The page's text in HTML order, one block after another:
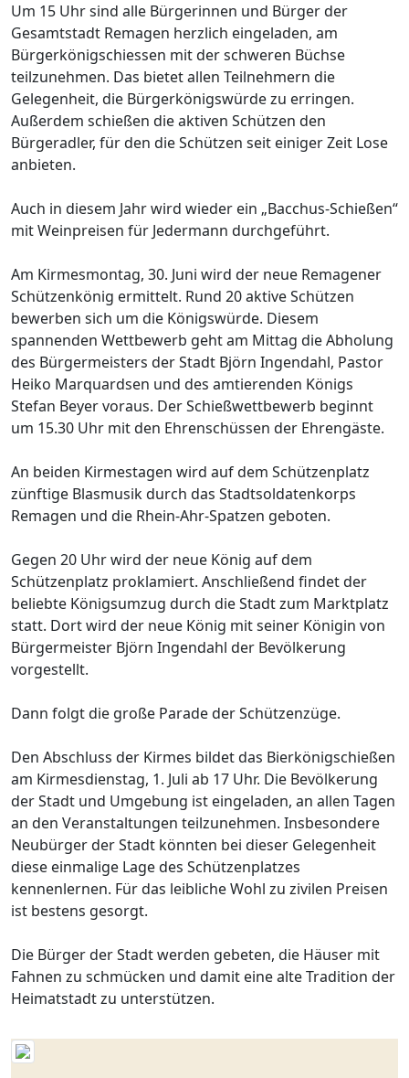
Um 15 Uhr sind alle Bürgerinnen und Bürger der
Gesamtstadt Remagen herzlich eingeladen, am
Bürgerkönigschiessen mit der schweren Büchse
teilzunehmen. Das bietet allen Teilnehmern die
Gelegenheit, die Bürgerkönigswürde zu erringen.
Außerdem schießen die aktiven Schützen den
Bürgeradler, für den die Schützen seit einiger Zeit Lose
anbieten.
Auch in diesem Jahr wird wieder ein „Bacchus-Schießen“
mit Weinpreisen für Jedermann durchgeführt.
Am Kirmesmontag, 30. Juni wird der neue Remagener
Schützenkönig ermittelt. Rund 20 aktive Schützen
bewerben sich um die Königswürde. Diesem
spannenden Wettbewerb geht am Mittag die Abholung
des Bürgermeisters der Stadt Björn Ingendahl, Pastor
Heiko Marquardsen und des amtierenden Königs
Stefan Beyer voraus. Der Schießwettbewerb beginnt
um 15.30 Uhr mit den Ehrenschüssen der Ehrengäste.
An beiden Kirmestagen wird auf dem Schützenplatz
zünftige Blasmusik durch das Stadtsoldatenkorps
Remagen und die Rhein-Ahr-Spatzen geboten.
Gegen 20 Uhr wird der neue König auf dem
Schützenplatz proklamiert. Anschließend findet der
beliebte Königsumzug durch die Stadt zum Marktplatz
statt. Dort wird der neue König mit seiner Königin von
Bürgermeister Björn Ingendahl der Bevölkerung
vorgestellt.
Dann folgt die große Parade der Schützenzüge.
Den Abschluss der Kirmes bildet das Bierkönigschießen
am Kirmesdienstag, 1. Juli ab 17 Uhr. Die Bevölkerung
der Stadt und Umgebung ist eingeladen, an allen Tagen
an den Veranstaltungen teilzunehmen. Insbesondere
Neubürger der Stadt könnten bei dieser Gelegenheit
diese einmalige Lage des Schützenplatzes
kennenlernen. Für das leibliche Wohl zu zivilen Preisen
ist bestens gesorgt.
Die Bürger der Stadt werden gebeten, die Häuser mit
Fahnen zu schmücken und damit eine alte Tradition der
Heimatstadt zu unterstützen.